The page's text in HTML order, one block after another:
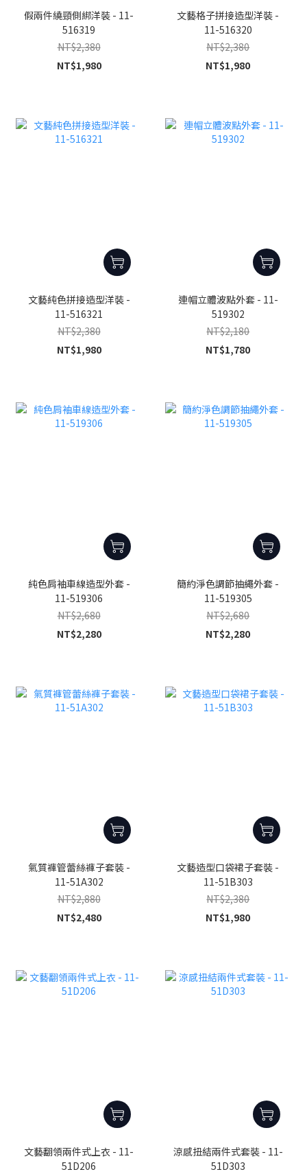
假兩件繞頸側綁洋裝 - 11-
516319
NT$2,380
NT$1,980
文藝格子拼接造型洋裝 -
11-516320
NT$2,380
NT$1,980
文藝純色拼接造型洋裝 -
11-516321
NT$2,380
NT$1,980
連帽立體波點外套 - 11-
519302
NT$2,180
NT$1,780
純色肩袖車線造型外套 -
11-519306
NT$2,680
NT$2,280
簡約淨色調節抽繩外套 -
11-519305
NT$2,680
NT$2,280
氣質褲管蕾絲褲子套裝 -
11-51A302
NT$2,880
NT$2,480
文藝造型口袋裙子套裝 -
11-51B303
NT$2,380
NT$1,980
文藝翻領兩件式上衣 - 11-
51D206
涼感扭結兩件式套裝 - 11-
51D303